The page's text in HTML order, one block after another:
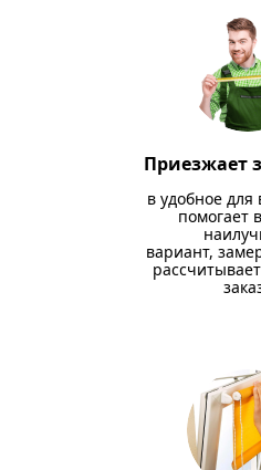
Приезжает
в удобное для
помогает
вариант,